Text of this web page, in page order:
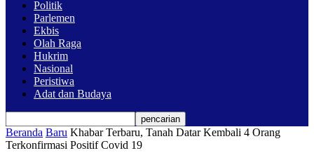
Politik
Parlemen
Ekbis
Olah Raga
Hukrim
Nasional
Peristiwa
Adat dan Budaya
Beranda Baru Khabar Terbaru, Tanah Datar Kembali 4 Orang
Terkonfirmasi Positif Covid 19